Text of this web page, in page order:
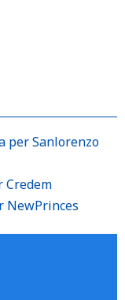
per Sanlorenzo
Credem
NewPrinces